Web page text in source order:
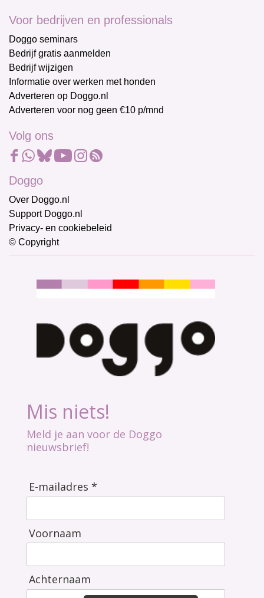
Voor bedrijven en professionals
Doggo seminars
Bedrijf gratis aanmelden
Bedrijf wijzigen
Informatie over werken met honden
Adverteren op Doggo.nl
Adverteren voor nog geen €10 p/mnd
Volg ons
Doggo
Over Doggo.nl
Support Doggo.nl
Privacy- en cookiebeleid
© Copyright
Mis niets!
Meld je aan voor de Doggo
nieuwsbrief!
E-mailadres *
Voornaam
Achternaam